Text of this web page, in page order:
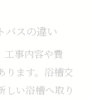
バスの違い
工事内容や費
ります。浴槽交
しい浴槽へ取り